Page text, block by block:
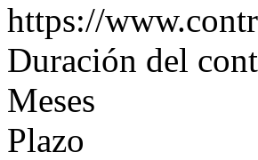
https://
Duración del
Meses
Plazo